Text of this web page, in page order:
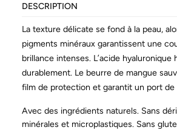
DESCRIPTION
La texture délicate se fond à la peau,
pigments minéraux garantissent une
brillance intenses. L’acide hyaluronique
durablement. Le beurre de mangue
film de protection et garantit un port
Avec des ingrédients naturels. Sans
minérales et microplastiques. Sans